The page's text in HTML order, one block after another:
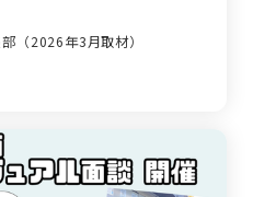
（2026年3月取材）